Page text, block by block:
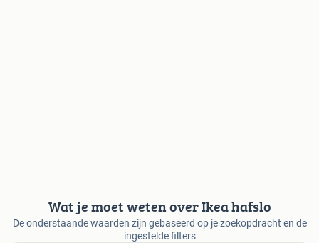
Wat je moet weten over Ikea hafslo
De onderstaande waarden zijn gebaseerd op je zoekopdracht en de
ingestelde filters